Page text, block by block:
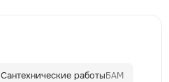
Сантехнические работыБАМ